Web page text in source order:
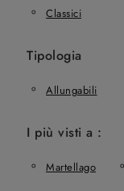
Classici
Tipologia
Allungabili
I più visti a :
Martellago